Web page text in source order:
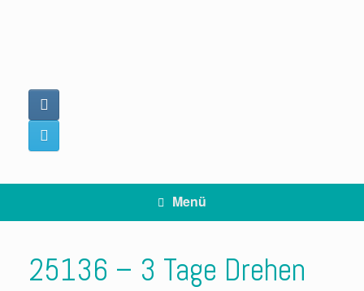
Menü
25136 – 3 Tage Drehen